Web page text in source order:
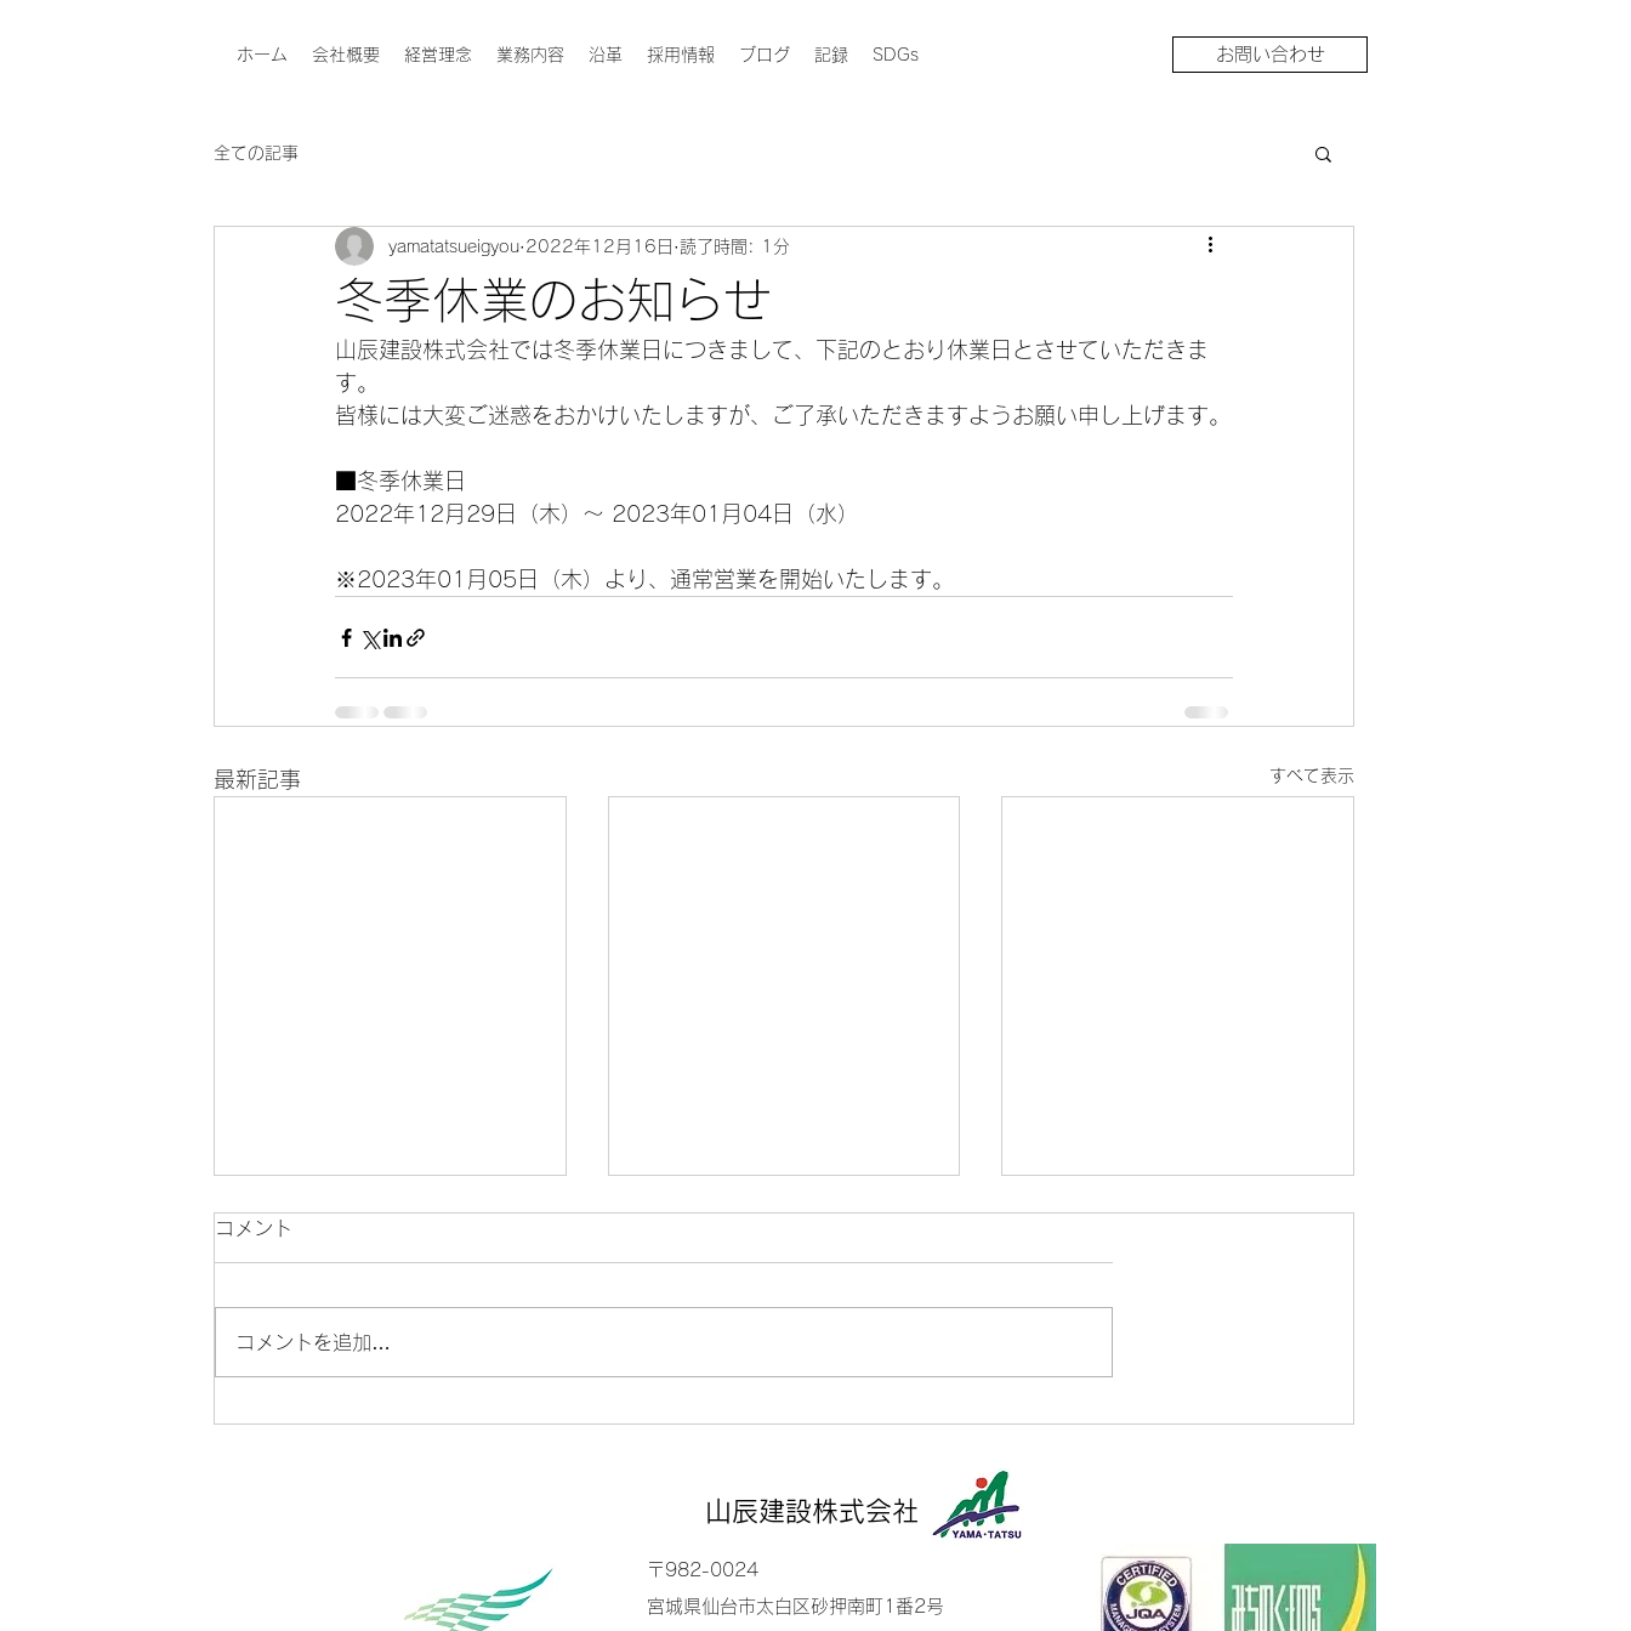
ホーム 会社概要 経営理念 業務内容 沿革 採用情報 ブログ 記録 SDGs お問い合わせ
全ての記事
冬季休業のお知らせ
yamatatsueigyou 2022年12月16日 読了時間: 1分
山辰建設株式会社では冬季休業日につきまして、下記のとおり休業日とさせていただきま
す。
皆様には大変ご迷惑をおかけいたしますが、ご了承いただきますようお願い申し上げます。
■冬季休業日
2022年12月29日（木）～ 2023年01月04日（水）
※2023年01月05日（木）より、通常営業を開始いたします。
最新記事 すべて表示
第21回 仙台市下請地元発注
せ
日とさせていただきます。 皆様
日2026年08月08日（土）～
2026年08月16日（日）
※2026年08月17日（月）よ
健康経営優良法人2026に認
コメント
コメントを追加…
山辰建設株式会社
​〒982-0024
宮城県仙台市太白区砂押南町1番2号